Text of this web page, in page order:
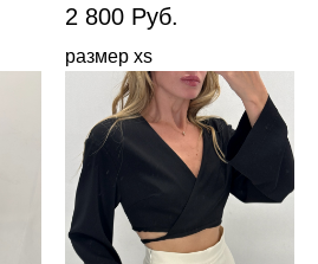
2 800 Руб.
размер xs